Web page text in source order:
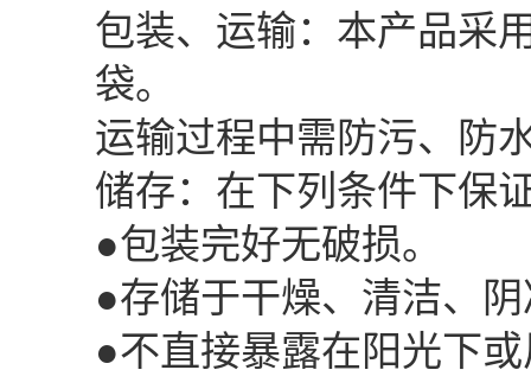
包装、运输：本产品采
袋。
运输过程中需防污、防
储存：在下列条件下保
●包装完好无破损。
●存储于干燥、清洁、
●不直接暴露在阳光下